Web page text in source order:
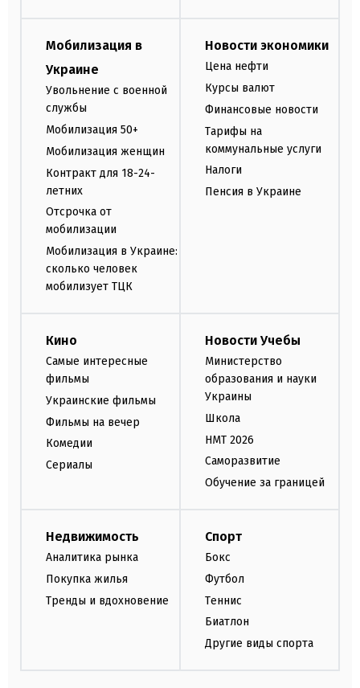
Мобилизация в
Украине
Увольнение с военной
службы
Мобилизация 50+
Мобилизация женщин
Контракт для 18-24-
летних
Отсрочка от
мобилизации
Мобилизация в Украине:
сколько человек
мобилизует ТЦК
Новости экономики
Цена нефти
Курсы валют
Финансовые новости
Тарифы на
коммунальные услуги
Налоги
Пенсия в Украине
Кино
Самые интересные
фильмы
Украинские фильмы
Фильмы на вечер
Комедии
Сериалы
Новости Учебы
Министерство
образования и науки
Украины
Школа
НМТ 2026
Саморазвитие
Обучение за границей
Недвижимость
Аналитика рынка
Покупка жилья
Тренды и вдохновение
Спорт
Бокс
Футбол
Теннис
Биатлон
Другие виды спорта